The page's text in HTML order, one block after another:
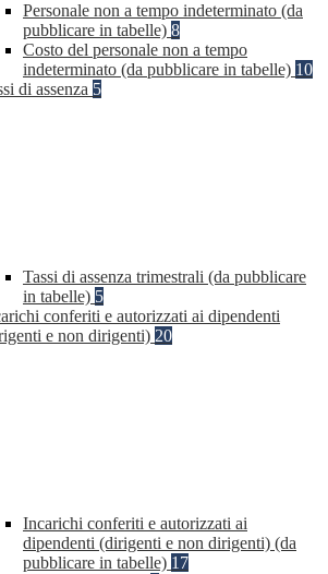
Personale non a tempo indeterminato (da
pubblicare in tabelle) 8
Costo del personale non a tempo
indeterminato (da pubblicare in tabelle) 10
di assenza 5
Tassi di assenza trimestrali (da pubblicare
in tabelle) 5
conferiti e autorizzati ai dipendenti
e non dirigenti) 20
Incarichi conferiti e autorizzati ai
dipendenti (dirigenti e non dirigenti) (da
pubblicare in tabelle) 17